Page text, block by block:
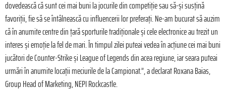
dovedească că sunt cei mai buni la jocurile din competiție sau să-și susțină
favoriții, fie să se întâlnească cu influencerii lor preferați. Ne-am bucurat să auzim
că în anumite centre din țară sporturile tradiționale și cele electronice au trezit un
interes și emoție la fel de mari. În timpul zilei puteai vedea în acțiune cei mai buni
jucători de Counter-Strike și League of Legends din acea regiune, iar seara puteai
urmări în anumite locații meciurile de la Campionat.”, a declarat Roxana Baias,
Group Head of Marketing, NEPI Rockcastle.